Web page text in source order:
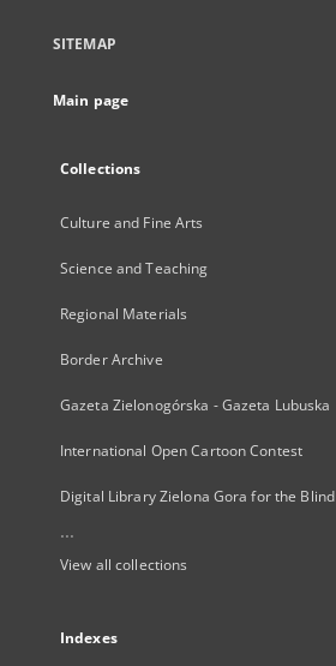
SITEMAP
Main page
Collections
Culture and Fine Arts
Science and Teaching
Regional Materials
Border Archive
Gazeta Zielonogórska - Gazeta Lubuska
International Open Cartoon Contest
Digital Library Zielona Gora for the Blind
...
View all collections
Indexes